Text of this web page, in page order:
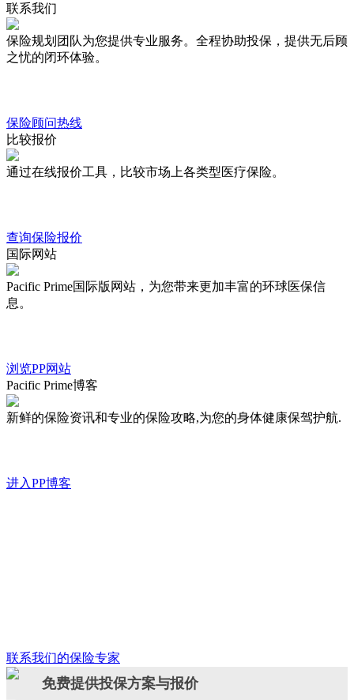
联系我们
保险规划团队为您提供专业服务。全程协助投保，提供无后顾
之忧的闭环体验。
保险顾问热线
比较报价
通过在线报价工具，比较市场上各类型医疗保险。
查询保险报价
国际网站
Pacific Prime国际版网站，为您带来更加丰富的环球医保信
息。
浏览PP网站
Pacific Prime博客
新鲜的保险资讯和专业的保险攻略,为您的身体健康保驾护航.
进入PP博客
联系我们的保险专家
免费提供投保方案与报价